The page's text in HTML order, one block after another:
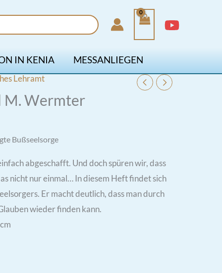
IN KENIA MESSANLIEGEN
Lehramt
M. Wermter
Bußseelsorge
abgeschafft. Und doch spüren wir, dass
nicht nur einmal… In diesem Heft findet sich
Er macht deutlich, dass man durch
wieder finden kann.